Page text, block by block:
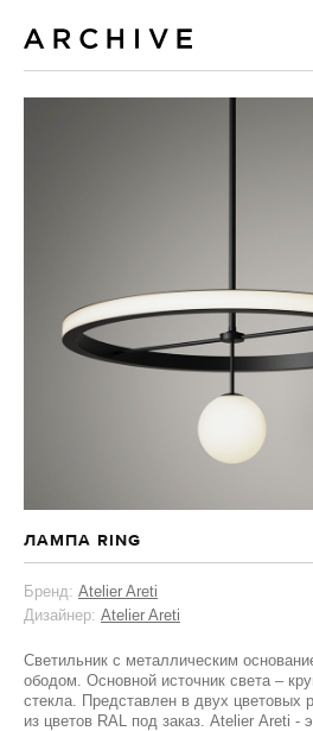
ЛАМПА RING
Бренд: Atelier Areti
Дизайнер: Atelier Areti
Светильник с металлическим
ободом. Основной источник света –
стекла. Представлен в двух цветовых
из цветов RAL под заказ. Atelier Areti -